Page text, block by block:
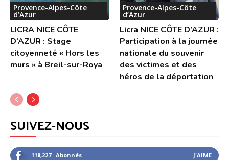
Provence-Alpes-Côte
d’Azur
LICRA NICE CÔTE
D’AZUR : Stage
citoyenneté « Hors les
murs » à Breil-sur-Roya
Provence-Alpes-Côte
d’Azur
Licra NICE CÔTE D’AZUR :
Participation à la journée
nationale du souvenir
des victimes et des
héros de la déportation
SUIVEZ-NOUS
118,227 Abonnés J'AIME